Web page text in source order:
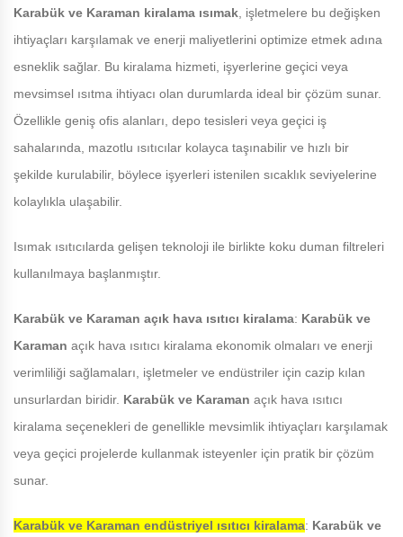
Karabük ve Karaman kiralama ısımak , işletmelere bu değişken
ihtiyaçları karşılamak ve enerji maliyetlerini optimize etmek adına
esneklik sağlar. Bu kiralama hizmeti, işyerlerine geçici veya
mevsimsel ısıtma ihtiyacı olan durumlarda ideal bir çözüm sunar.
Özellikle geniş ofis alanları, depo tesisleri veya geçici iş
sahalarında, mazotlu ısıtıcılar kolayca taşınabilir ve hızlı bir
şekilde kurulabilir, böylece işyerleri istenilen sıcaklık seviyelerine
kolaylıkla ulaşabilir.
Isımak ısıtıcılarda gelişen teknoloji ile birlikte koku duman filtreleri
kullanılmaya başlanmıştır.
Karabük ve Karaman açık hava ısıtıcı kiralama: Karabük ve
Karaman açık hava ısıtıcı kiralama ekonomik olmaları ve enerji
verimliliği sağlamaları, işletmeler ve endüstriler için cazip kılan
unsurlardan biridir. Karabük ve Karaman açık hava ısıtıcı
kiralama seçenekleri de genellikle mevsimlik ihtiyaçları karşılamak
veya geçici projelerde kullanmak isteyenler için pratik bir çözüm
sunar.
Karabük ve Karaman endüstriyel ısıtıcı kiralama: Karabük ve